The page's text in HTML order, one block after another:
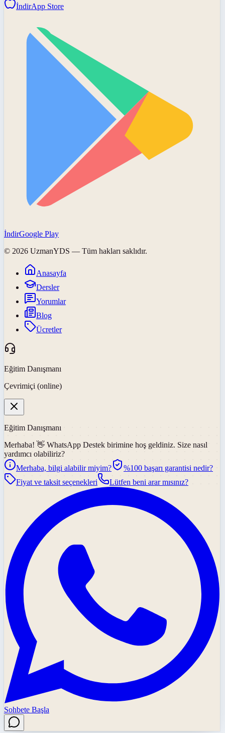
İndirApp Store
İndirGoogle Play
© 2026 UzmanYDS — Tüm hakları saklıdır.
Anasayfa
Dersler
Yorumlar
Blog
Ücretler
Eğitim Danışmanı
Çevrimiçi (online)
Eğitim Danışmanı
Merhaba! 👋 WhatsApp Destek birimine hoş geldiniz. Size nasıl
yardımcı olabiliriz?
Merhaba, bilgi alabilir miyim?
%100 başarı garantisi nedir?
Fiyat ve taksit seçenekleri
Lütfen beni arar mısınız?
Sohbete Başla